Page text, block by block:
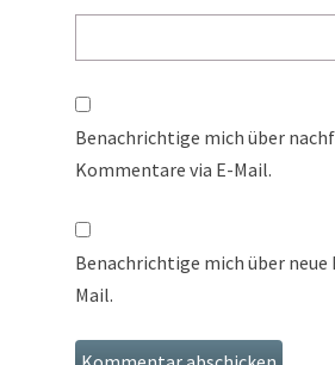
Benachrichtige mich über
Kommentare via E-Mail.
Benachrichtige mich über neue
Mail.